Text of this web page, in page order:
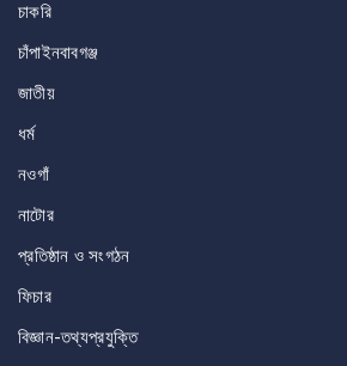
চাকরি
চাঁপাইনবাবগঞ্জ
জাতীয়
ধর্ম
নওগাঁ
নাটোর
প্রতিষ্ঠান ও সংগঠন
ফিচার
বিজ্ঞান-তথ্যপ্রযুক্তি